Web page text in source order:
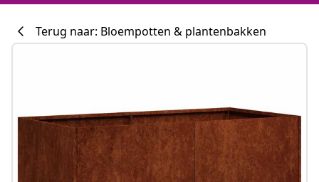
Terug naar: Bloempotten & plantenbakken